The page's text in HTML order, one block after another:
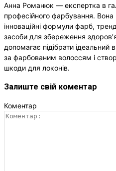
Анна Романюк — експертка в
професійного фарбування.
інноваційні формули фарб,
засоби для збереження
допомагає підібрати ідеальний
за фарбованим волоссям і
шкоди для локонів.
Залиште свій коментар
Коментар